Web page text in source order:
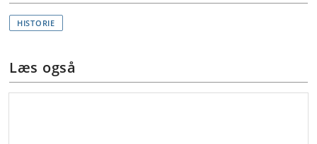
HISTORIE
Læs også